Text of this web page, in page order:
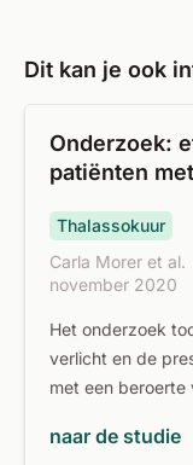
Dit kan je ook
Onderzoek:
patiënten
Thalassokuur
Carla Morer et al.
november 2020
Het onderzoek
verlicht en de
met een beroerte
naar de studie